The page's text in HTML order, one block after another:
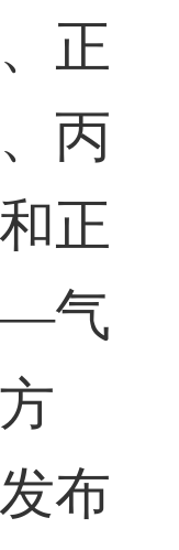
正
丙
正
—气
布